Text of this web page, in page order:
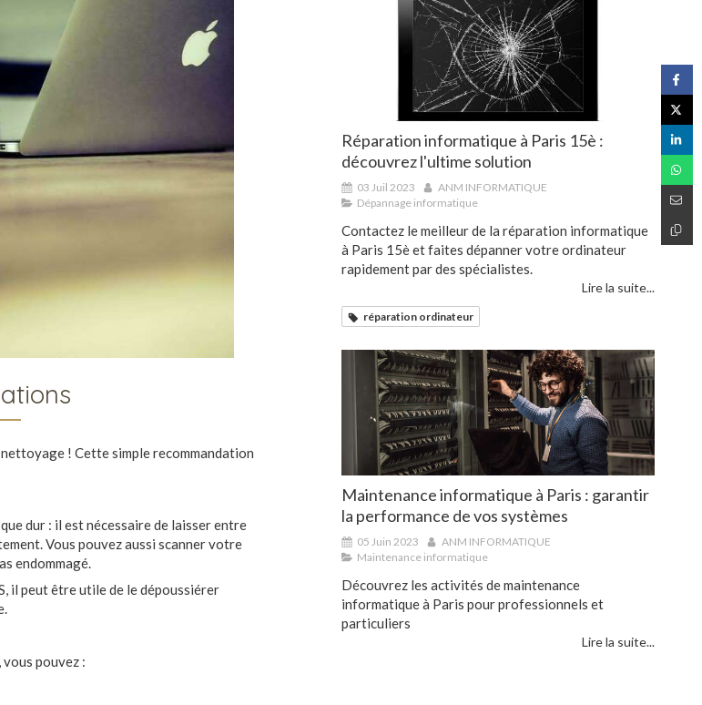
! Cette simple recommandation
dur : il est nécessaire de laisser entre
Vous pouvez aussi scanner votre
endommagé.
il peut être utile de le dépoussiérer
pouvez :
Réparation informatique à Paris 15è :
découvrez l'ultime solution
03 Juil 2023
ANM INFORMATIQUE
Dépannage informatique
Contactez le meilleur de la réparation informatique
à Paris 15è et faites dépanner votre ordinateur
rapidement par des spécialistes.
Lire la suite...
réparation ordinateur
Maintenance informatique à Paris : garantir
la performance de vos systèmes
05 Juin 2023
ANM INFORMATIQUE
Maintenance informatique
Découvrez les activités de maintenance
informatique à Paris pour professionnels et
particuliers
Lire la suite...